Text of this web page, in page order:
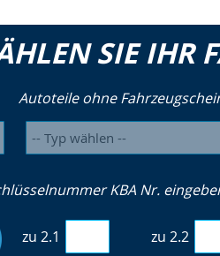
SIE IHR
Autoteile ohne
KBA Nr.
zu 2.1 zu 2.2